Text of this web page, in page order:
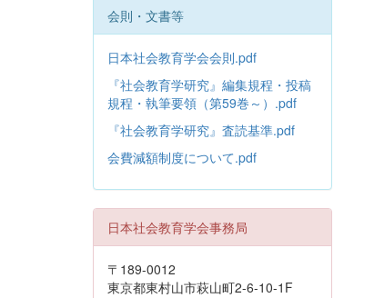
会則・文書等
日本社会教育学会会則.pdf
『社会教育学研究』編集規程・投稿
規程・執筆要領（第59巻～）.pdf
『社会教育学研究』査読基準.pdf
会費減額制度について.pdf
日本社会教育学会事務局
〒189-0012
東京都東村山市萩山町2-6-10-1F